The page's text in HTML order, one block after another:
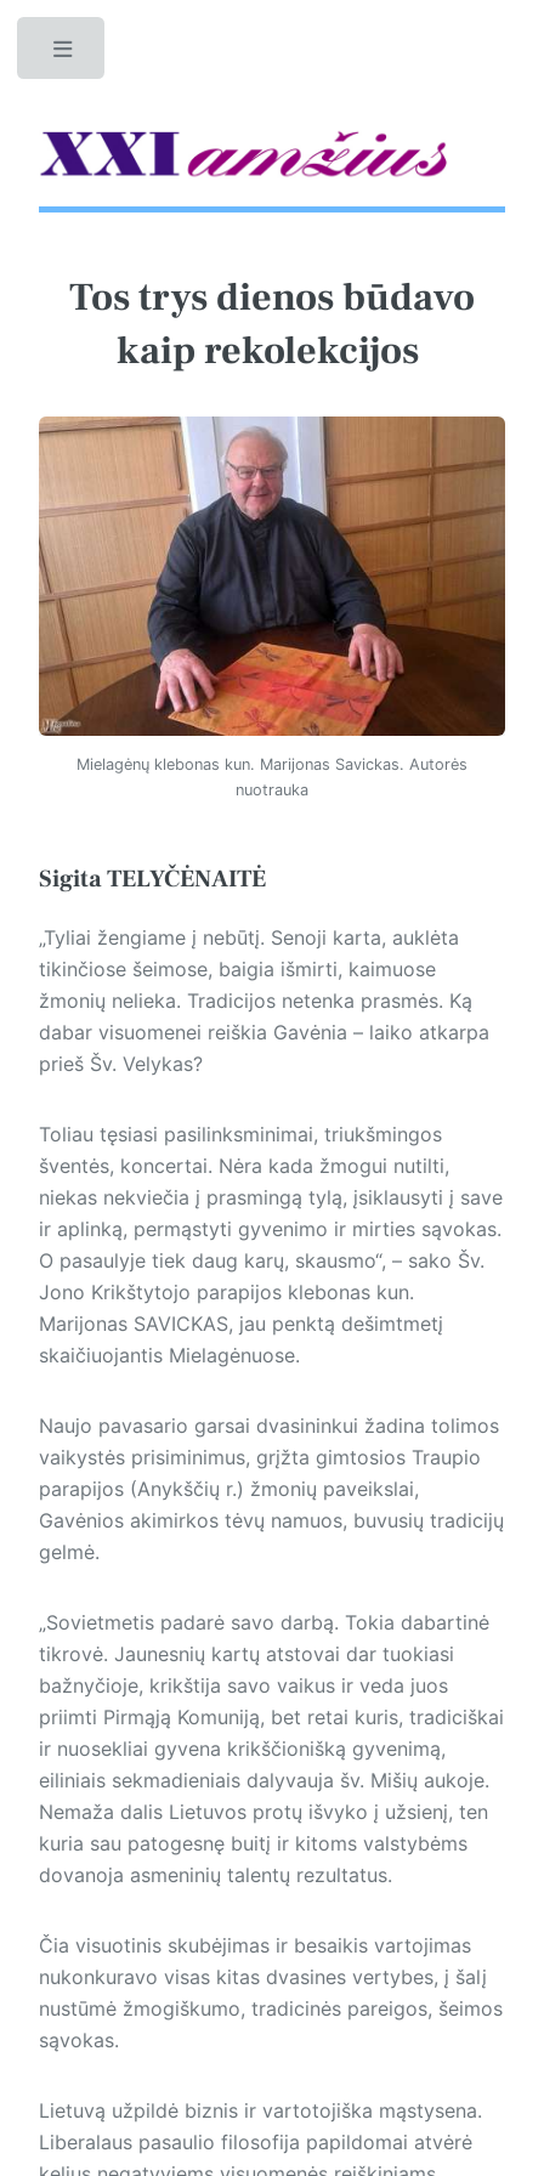
Tos trys dienos būdavo
kaip rekolekcijos
Mielagėnų klebonas kun. Marijonas Savickas. Autorės
nuotrauka
Sigita TELYČĖNAITĖ
„Tyliai žengiame į nebūtį. Senoji karta, auklėta
tikinčiose šeimose, baigia išmirti, kaimuose
žmonių nelieka. Tradicijos netenka prasmės. Ką
dabar visuomenei reiškia Gavėnia – laiko atkarpa
prieš Šv. Velykas?
Toliau tęsiasi pasilinksminimai, triukšmingos
šventės, koncertai. Nėra kada žmogui nutilti,
niekas nekviečia į prasmingą tylą, įsiklausyti į save
ir aplinką, permąstyti gyvenimo ir mirties sąvokas.
O pasaulyje tiek daug karų, skausmo“, – sako Šv.
Jono Krikštytojo parapijos klebonas kun.
Marijonas SAVICKAS, jau penktą dešimtmetį
skaičiuojantis Mielagėnuose.
Naujo pavasario garsai dvasininkui žadina tolimos
vaikystės prisiminimus, grįžta gimtosios Traupio
parapijos (Anykščių r.) žmonių paveikslai,
Gavėnios akimirkos tėvų namuos, buvusių tradicijų
gelmė.
„Sovietmetis padarė savo darbą. Tokia dabartinė
tikrovė. Jau­nesnių kartų atstovai dar tuokiasi
bažnyčioje, krikštija savo vaikus ir veda juos
priimti Pirmąją Komuniją, bet retai kuris, tradiciškai
ir nuosekliai gyvena krikščionišką gy­venimą,
eiliniais sekmadieniais dalyvauja šv. Mišių aukoje.
Nemaža dalis Lietuvos protų išvyko į užsienį, ten
kuria sau patogesnę buitį ir kitoms valstybėms
dovanoja as­meninių talentų rezultatus.
Čia visuotinis skubėjimas ir besaikis vartojimas
nukonkuravo visas kitas dvasines vertybes, į šalį
nustūmė žmogiškumo, tradicinės pareigos, šeimos
sąvokas.
Lietuvą užpildė biznis ir vartotojiška mąstysena.
Liberalaus pasaulio filosofija papildomai atvėrė